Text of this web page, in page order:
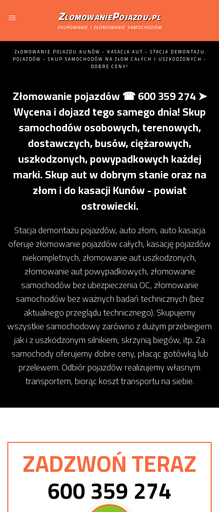
ZlomowaniePojazdu.pl
skupowanie i złomowanie samochodów
ZŁOMOWANIE POJAZDU KUNÓW - KASACJA AUT - STACJA DEMONTAŻU
POJAZDÓW - SKUP SAMOCHODÓW NA ZŁOM CAŁYCH I USZKODZONYCH -
DOBRE CENY!
Złomowanie pojazdów ☎ 600 359 274 ➤
Wycena i dojazd tego samego dnia! Skup
samochodów osobowych, terenowych,
dostawczych, busów, ciężarowych,
uszkodzonych, powypadkowych każdej
marki. Skup aut w dobrym stanie oraz na
złom i do kasacji Kunów - powiat
ostrowiecki.
Stacja demontażu pojazdów, auto złom, auto kasacja
oferuje złomowanie pojazdów całych, kasację pojazdów
niekompletnych, złomowanie aut uszkodzonych,
złomowanie aut powypadkowych, złomowanie
samochodów bez ubezpieczenia OC, złomowanie
samochodów bez ważnych badań technicznych (bez
aktualnego przeglądu technicznego). Skupujemy
wszystkie samochodowy zarówno z dużym przebiegiem
jak i z uszkodzonym silnikiem, skrzynią biegów, itp. Za
samochody oferujemy dobre ceny, płacąc gotówką lub
przelewem. Odbiór pojazdów realizujemy własnym
transportem, biorąc koszt transportu na siebie.
ZADZWOŃ TERAZ
600 359 274